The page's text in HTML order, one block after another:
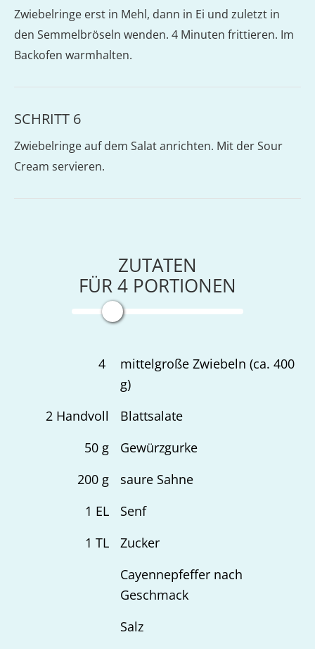
Zwiebelringe erst in Mehl, dann in Ei und zuletzt in
den Semmelbröseln wenden. 4 Minuten frittieren. Im
Backofen warmhalten.
SCHRITT 6
Zwiebelringe auf dem Salat anrichten. Mit der Sour
Cream servieren.
ZUTATEN
FÜR4 PORTIONEN
4
mittelgroße Zwiebeln (ca. 400
g)
2Handvoll
Blattsalate
50g
Gewürzgurke
200g
saure Sahne
1 EL
Senf
1 TL
Zucker
Cayennepfeffer nach
Geschmack
Salz